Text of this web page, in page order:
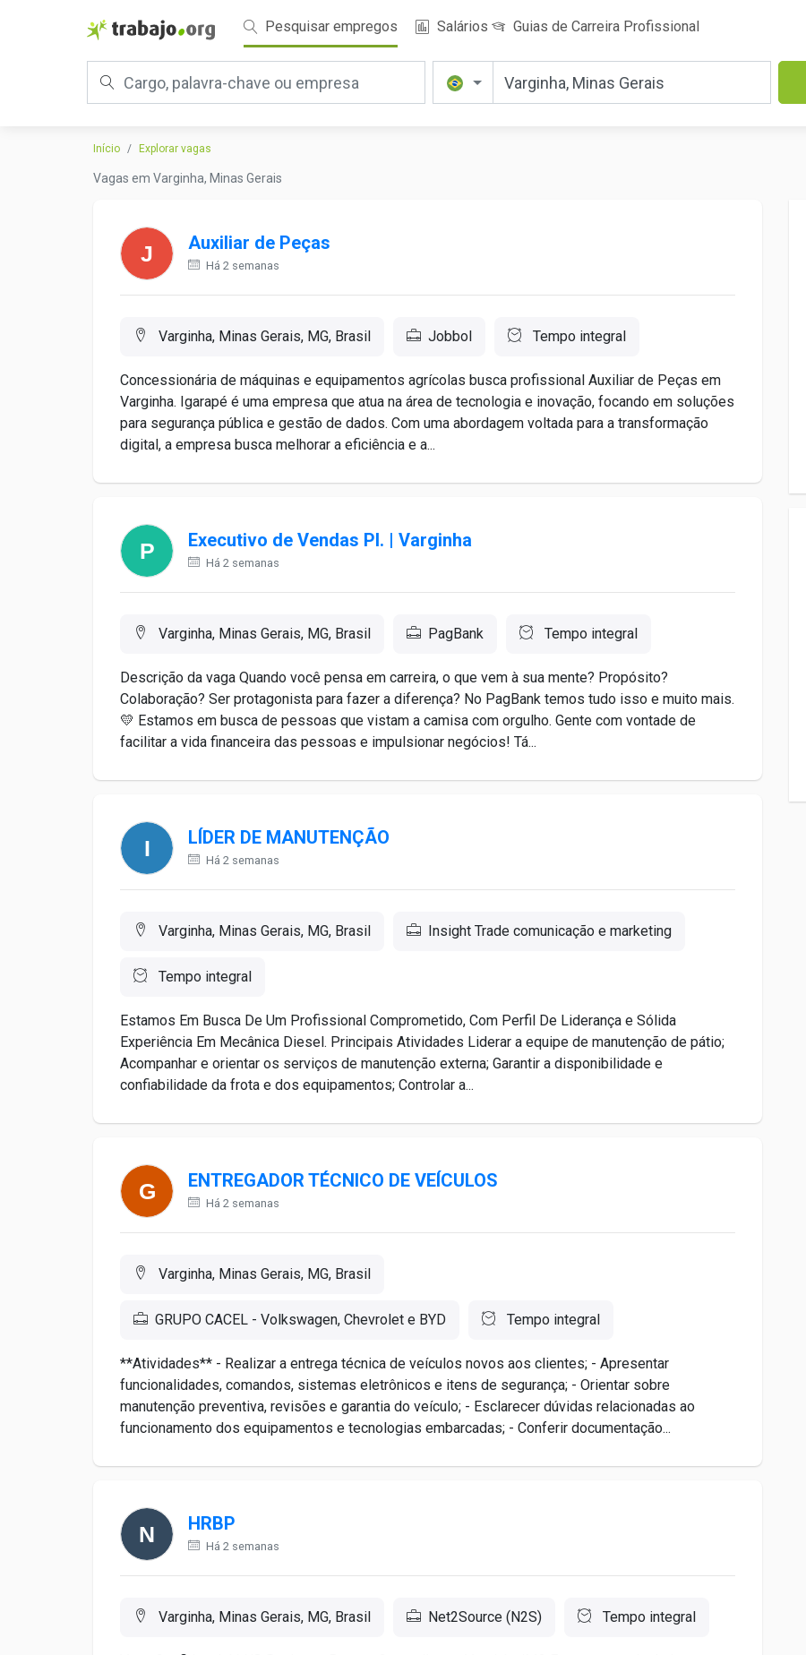
Pesquisar empregos Salários Guias de Carreira Profissional
Início Explorar vagas
Vagas em Varginha, Minas Gerais
Auxiliar de Peças
Há 2 semanas
Varginha, Minas Gerais, MG, Brasil Jobbol Tempo integral
Concessionária de máquinas e equipamentos agrícolas busca profissional Auxiliar de Peças em
Varginha. Igarapé é uma empresa que atua na área de tecnologia e inovação, focando em soluções
para segurança pública e gestão de dados. Com uma abordagem voltada para a transformação
digital, a empresa busca melhorar a eficiência e a...
Executivo de Vendas Pl. | Varginha
Há 2 semanas
Varginha, Minas Gerais, MG, Brasil PagBank Tempo integral
Descrição da vaga Quando você pensa em carreira, o que vem à sua mente? Propósito?
Colaboração? Ser protagonista para fazer a diferença? No PagBank temos tudo isso e muito mais.
💛 Estamos em busca de pessoas que vistam a camisa com orgulho. Gente com vontade de
facilitar a vida financeira das pessoas e impulsionar negócios! Tá...
LÍDER DE MANUTENÇÃO
Há 2 semanas
Varginha, Minas Gerais, MG, Brasil Insight Trade comunicação e marketing
Tempo integral
Estamos Em Busca De Um Profissional Comprometido, Com Perfil De Liderança e Sólida
Experiência Em Mecânica Diesel. Principais Atividades Liderar a equipe de manutenção de pátio;
Acompanhar e orientar os serviços de manutenção externa; Garantir a disponibilidade e
confiabilidade da frota e dos equipamentos; Controlar a...
ENTREGADOR TÉCNICO DE VEÍCULOS
Há 2 semanas
Varginha, Minas Gerais, MG, Brasil
GRUPO CACEL - Volkswagen, Chevrolet e BYD Tempo integral
**Atividades** - Realizar a entrega técnica de veículos novos aos clientes; - Apresentar
funcionalidades, comandos, sistemas eletrônicos e itens de segurança; - Orientar sobre
manutenção preventiva, revisões e garantia do veículo; - Esclarecer dúvidas relacionadas ao
funcionamento dos equipamentos e tecnologias embarcadas; - Conferir documentação...
HRBP
Há 2 semanas
Varginha, Minas Gerais, MG, Brasil Net2Source (N2S) Tempo integral